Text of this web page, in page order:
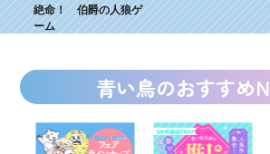
絶命！ 伯爵の人狼ゲ
ーム
青い鳥のおすすめ